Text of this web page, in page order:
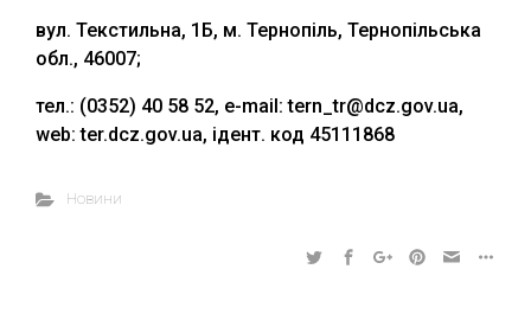
вул. Текстильна, 1Б, м. Тернопіль, Тернопільська
обл., 46007;
тел.: (0352) 40 58 52, е-mail: tern_tr@dcz.gov.ua,
web: ter.dcz.gov.ua, ідент. код 45111868
Новини